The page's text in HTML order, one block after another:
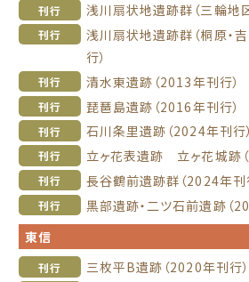
刊行 浅川扇状地遺跡群（三輪地区
刊行
浅川扇状地遺跡群（桐原・
行）
刊行 清水東遺跡（2013年刊行）
刊行 琵琶島遺跡（2016年刊行）
刊行 石川条里遺跡（2024年刊行）
刊行 立ヶ花表遺跡 立ヶ花城跡（
刊行 長谷鶴前遺跡群（2024年刊
刊行
黒部遺跡・二ツ石前遺跡（
東信
刊行 三枚平B遺跡（2020年刊行）